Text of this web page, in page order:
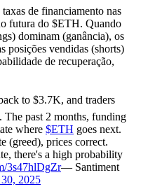
de financiamento nas
futura do $ETH. Quando
dominam (ganância), os
posições vendidas (shorts)
de recuperação,
to $3.7K, and traders
The past 2 months, funding
where $ETH goes next.
(greed), prices correct.
there's a high probability
3s47hlDgZr— Santiment
2025